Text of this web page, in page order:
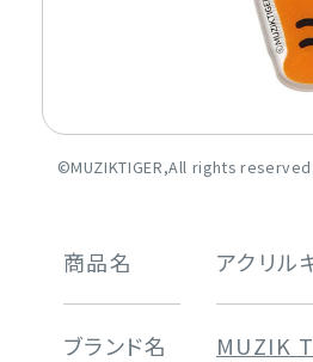
©MUZIKTIGER,All rights reserved.
商品名 アクリル
ブランド名 MUZIK